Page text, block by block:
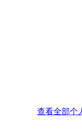
查看全部个